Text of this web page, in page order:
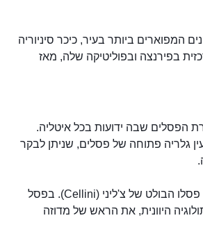
המפוארים ביותר בעיר, כיכר סיניוריה
בפירנצה ובפוליטיקה שלה, מאז
הפסלים שבה ידועות בכל איטליה.
גלריה פתוחה של פסלים, שניתן לבקר
שימו לב ל"פרסאוס", פסלו הבולט של צ'ליני (Cellini). בפסל
היוונית, את הראש של מדוזה